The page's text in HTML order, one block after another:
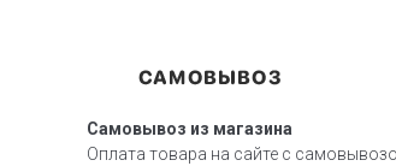
Самовывоз из магазина
Оплата товара на сайте с